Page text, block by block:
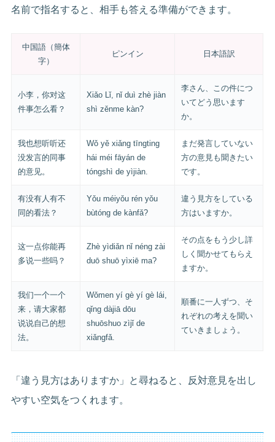
名前で指名すると、相手も答える準備ができます。
中国語（簡体
字）
ピンイン 日本語訳
小李，你对这
件事怎么看？
Xiǎo Lǐ, nǐ duì zhè jiàn
shì zěnme kàn?
李さん、この件につ
いてどう思います
か。
我也想听听还
没发言的同事
的意见。
Wǒ yě xiǎng tīngting
hái méi fāyán de
tóngshì de yìjiàn.
まだ発言していない
方の意見も聞きたい
です。
有没有人有不
同的看法？
Yǒu méiyǒu rén yǒu
bùtóng de kànfǎ?
違う見方をしている
方はいますか。
这一点你能再
多说一些吗？
Zhè yìdiǎn nǐ néng zài
duō shuō yìxiē ma?
その点をもう少し詳
しく聞かせてもらえ
ますか。
我们一个一个
来，请大家都
说说自己的想
法。
Wǒmen yí gè yí gè lái,
qǐng dàjiā dōu
shuōshuo zìjǐ de
xiǎngfǎ.
順番に一人ずつ、そ
れぞれの考えを聞い
ていきましょう。
「違う見方はありますか」と尋ねると、反対意見を出し
やすい空気をつくれます。